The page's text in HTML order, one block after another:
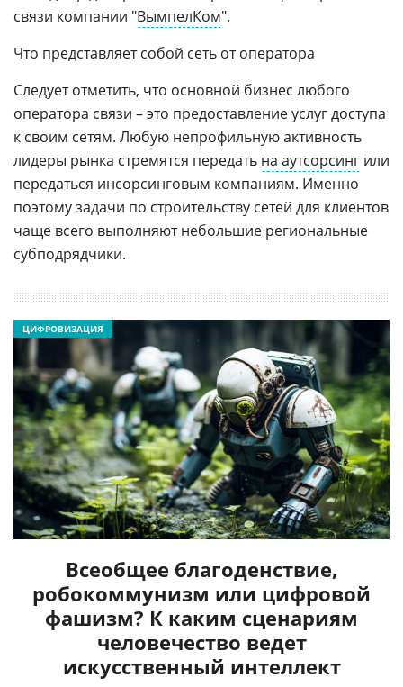
связи компании "ВымпелКом".
Что представляет собой сеть от оператора
Следует отметить, что основной бизнес любого
оператора связи – это предоставление услуг доступа
к своим сетям. Любую непрофильную активность
лидеры рынка стремятся передать на аутсорсинг или
передаться инсорсинговым компаниям. Именно
поэтому задачи по строительству сетей для клиентов
чаще всего выполняют небольшие региональные
субподрядчики.
Всеобщее благоденствие,
робокоммунизм или цифровой
фашизм? К каким сценариям
человечество ведет
искусственный интеллект
ЦИФРОВИЗАЦИЯ